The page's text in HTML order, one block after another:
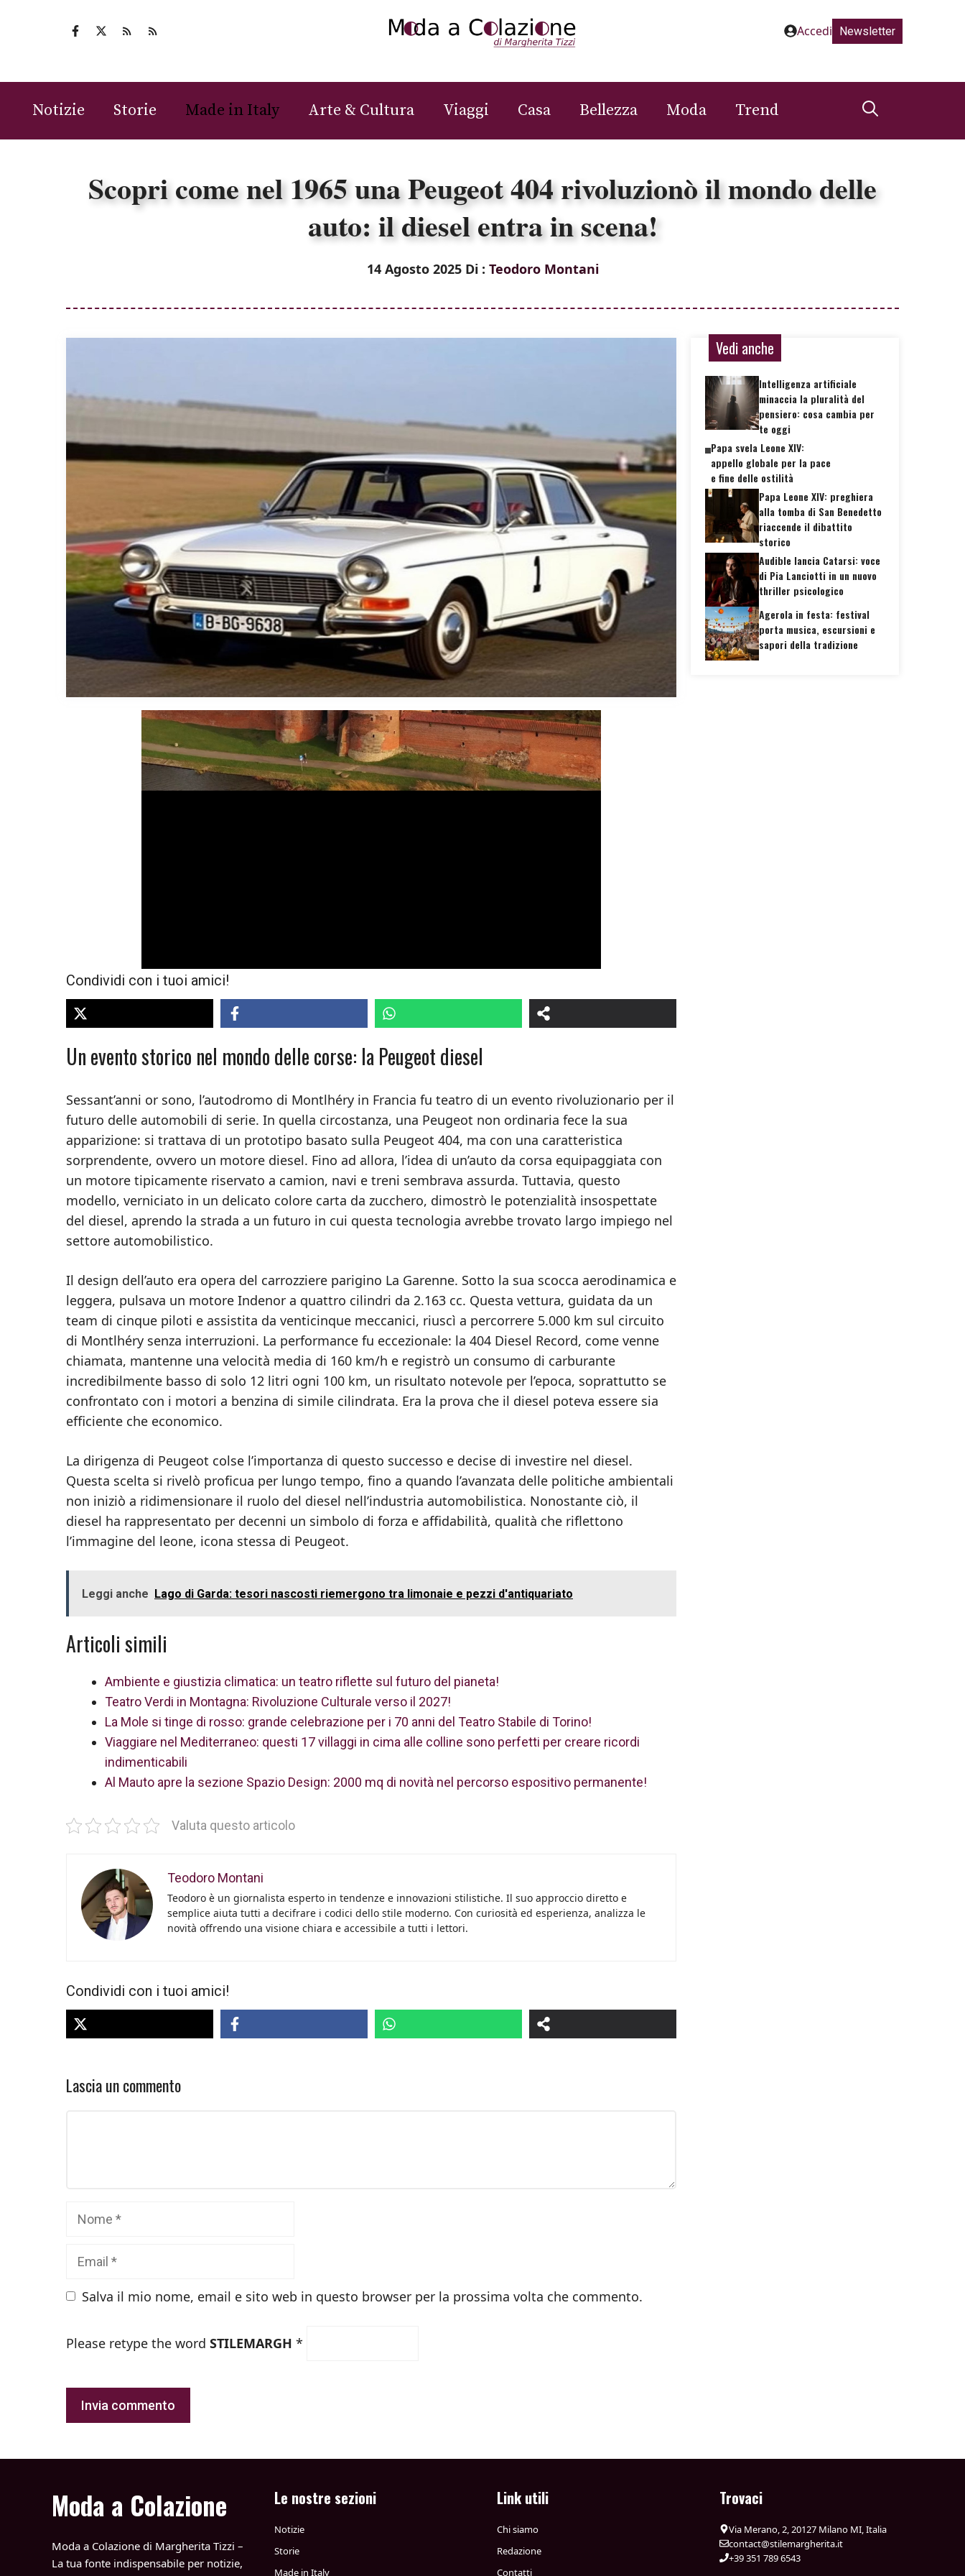
Accedi Newsletter
Notizie Storie Made in Italy Arte & Cultura Viaggi Casa Bellezza Moda Trend
Scopri come nel 1965 una Peugeot 404 rivoluzionò il mondo delle
auto: il diesel entra in scena!
14 Agosto 2025 Di : Teodoro Montani
Condividi con i tuoi amici!
Un evento storico nel mondo delle corse: la Peugeot diesel
Sessant’anni or sono, l’autodromo di Montlhéry in Francia fu teatro di un evento rivoluzionario per il
futuro delle automobili di serie. In quella circostanza, una Peugeot non ordinaria fece la sua
apparizione: si trattava di un prototipo basato sulla Peugeot 404, ma con una caratteristica
sorprendente, ovvero un motore diesel. Fino ad allora, l’idea di un’auto da corsa equipaggiata con
un motore tipicamente riservato a camion, navi e treni sembrava assurda. Tuttavia, questo
modello, verniciato in un delicato colore carta da zucchero, dimostrò le potenzialità insospettate
del diesel, aprendo la strada a un futuro in cui questa tecnologia avrebbe trovato largo impiego nel
settore automobilistico.
Il design dell’auto era opera del carrozziere parigino La Garenne. Sotto la sua scocca aerodinamica e
leggera, pulsava un motore Indenor a quattro cilindri da 2.163 cc. Questa vettura, guidata da un
team di cinque piloti e assistita da venticinque meccanici, riuscì a percorrere 5.000 km sul circuito
di Montlhéry senza interruzioni. La performance fu eccezionale: la 404 Diesel Record, come venne
chiamata, mantenne una velocità media di 160 km/h e registrò un consumo di carburante
incredibilmente basso di solo 12 litri ogni 100 km, un risultato notevole per l’epoca, soprattutto se
confrontato con i motori a benzina di simile cilindrata. Era la prova che il diesel poteva essere sia
efficiente che economico.
La dirigenza di Peugeot colse l’importanza di questo successo e decise di investire nel diesel.
Questa scelta si rivelò proficua per lungo tempo, fino a quando l’avanzata delle politiche ambientali
non iniziò a ridimensionare il ruolo del diesel nell’industria automobilistica. Nonostante ciò, il
diesel ha rappresentato per decenni un simbolo di forza e affidabilità, qualità che riflettono
l’immagine del leone, icona stessa di Peugeot.
Leggi anche Lago di Garda: tesori nascosti riemergono tra limonaie e pezzi d'antiquariato
Articoli simili
Ambiente e giustizia climatica: un teatro riflette sul futuro del pianeta!
Teatro Verdi in Montagna: Rivoluzione Culturale verso il 2027!
La Mole si tinge di rosso: grande celebrazione per i 70 anni del Teatro Stabile di Torino!
Viaggiare nel Mediterraneo: questi 17 villaggi in cima alle colline sono perfetti per creare ricordi
indimenticabili
Al Mauto apre la sezione Spazio Design: 2000 mq di novità nel percorso espositivo permanente!
Valuta questo articolo
Teodoro Montani
Teodoro è un giornalista esperto in tendenze e innovazioni stilistiche. Il suo approccio diretto e
semplice aiuta tutti a decifrare i codici dello stile moderno. Con curiosità ed esperienza, analizza le
novità offrendo una visione chiara e accessibile a tutti i lettori.
Condividi con i tuoi amici!
Lascia un commento
Salva il mio nome, email e sito web in questo browser per la prossima volta che commento.
Please retype the word STILEMARGH *
Vedi anche
Intelligenza artificiale
minaccia la pluralità del
pensiero: cosa cambia per
te oggi
Papa svela Leone XIV:
appello globale per la pace
e fine delle ostilità
Papa Leone XIV: preghiera
alla tomba di San Benedetto
riaccende il dibattito
storico
Audible lancia Catarsi: voce
di Pia Lanciotti in un nuovo
thriller psicologico
Agerola in festa: festival
porta musica, escursioni e
sapori della tradizione
Moda a Colazione
Moda a Colazione di Margherita Tizzi –
La tua fonte indispensabile per notizie,
Le nostre sezioni
Notizie
Storie
Made in Italy
Link utili
Chi siamo
Redazione
Contatti
Trovaci
Via Merano, 2, 20127 Milano MI, Italia
contact@stilemargherita.it
+39 351 789 6543